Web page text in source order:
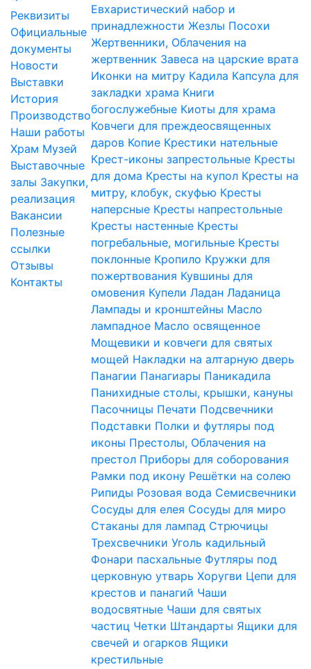
Реквизиты
Официальные
документы
Новости
Выставки
История
Производство
Наши работы
Храм Музей
Выставочные
залы Закупки,
реализация
Вакансии
Полезные
ссылки
Отзывы
Контакты
Евхаристический набор и
принадлежности Жезлы Посохи
Жертвенники, Облачения на
жертвенник Завеса на царские врата
Иконки на митру Кадила Капсула для
закладки храма Книги
богослужебные Киоты для храма
Ковчеги для преждеосвященных
даров Копие Крестики нательные
Крест-иконы запрестольные Кресты
для дома Кресты на купол Кресты на
митру, клобук, скуфью Кресты
наперсные Кресты напрестольные
Кресты настенные Кресты
погребальные, могильные Кресты
поклонные Кропило Кружки для
пожертвования Кувшины для
омовения Купели Ладан Ладаница
Лампады и кронштейны Масло
лампадное Масло освященное
Мощевики и ковчеги для святых
мощей Накладки на алтарную дверь
Панагии Панагиары Паникадила
Панихидные столы, крышки, кануны
Пасочницы Печати Подсвечники
Подставки Полки и футляры под
иконы Престолы, Облачения на
престол Приборы для соборования
Рамки под икону Решётки на солею
Рипиды Розовая вода Семисвечники
Сосуды для елея Сосуды для миро
Стаканы для лампад Стрючицы
Трехсвечники Уголь кадильный
Фонари пасхальные Футляры под
церковную утварь Хоругви Цепи для
крестов и панагий Чаши
водосвятные Чаши для святых
частиц Четки Штандарты Ящики для
свечей и огарков Ящики
крестильные